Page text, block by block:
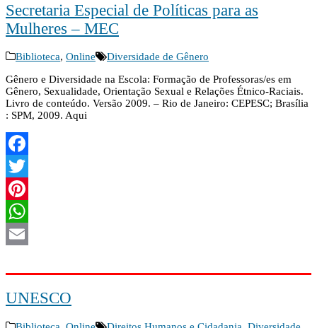
Secretaria Especial de Políticas para as
Mulheres – MEC
Biblioteca, Online
Diversidade de Gênero
Gênero e Diversidade na Escola: Formação de Professoras/es em
Gênero, Sexualidade, Orientação Sexual e Relações Étnico-Raciais.
Livro de conteúdo. Versão 2009. – Rio de Janeiro: CEPESC; Brasília
: SPM, 2009. Aqui
Facebook
Twitter
Pinterest
WhatsApp
UNESCO